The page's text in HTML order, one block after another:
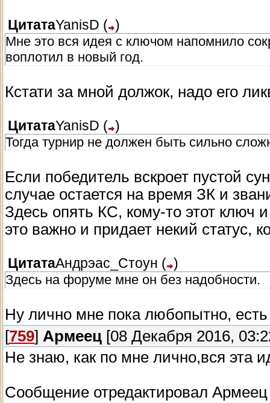
ЦитатаYanisD ( )
Мне это вся идея с ключом напомнило
воплотил в новый год.
Кстати за мной должок, надо его
ЦитатаYanisD ( )
Тогда турнир не должен быть сильно
Если победитель вскроет пустой
случае остается на время ЗК и
Здесь опять КС, кому-то этот ключ
это важно и придает некий статус,
ЦитатаАндрэас_Стоун ( )
Здесь на форуме мне он без надобности.
Ну лично мне пока любопытно,
[759] Армеец [08 Декабря 2016,
Не знаю, как по мне лично,вся эта
Сообщение отредактировал Армеец